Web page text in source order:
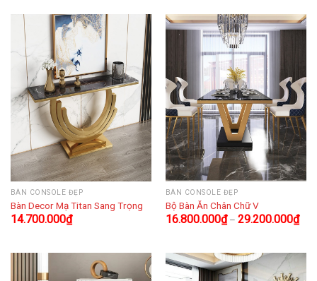
BÀN CONSOLE ĐẸP
Bàn Decor Mạ Titan Sang Trọng
14.700.000₫
BÀN CONSOLE ĐẸP
Bộ Bàn Ăn Chân Chữ V
16.800.000₫– 29.200.000₫